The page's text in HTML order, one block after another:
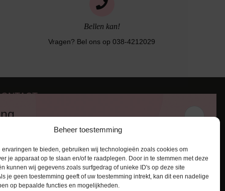
Beheer toestemming
ervaringen te bieden, gebruiken wij technologieën zoals cookies om
je apparaat op te slaan en/of te raadplegen. Door in te stemmen met deze
kunnen wij gegevens zoals surfgedrag of unieke ID's op deze site
je geen toestemming geeft of uw toestemming intrekt, kan dit een nadelige
op bepaalde functies en mogelijkheden.
Bellen kan!
Vragen? Bel ons op 038-4212029
RL Zwolle
info@lingerie-badmode.nl